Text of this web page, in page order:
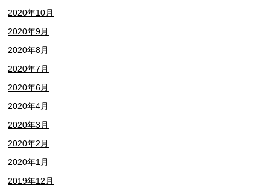
2020年10月
2020年9月
2020年8月
2020年7月
2020年6月
2020年4月
2020年3月
2020年2月
2020年1月
2019年12月